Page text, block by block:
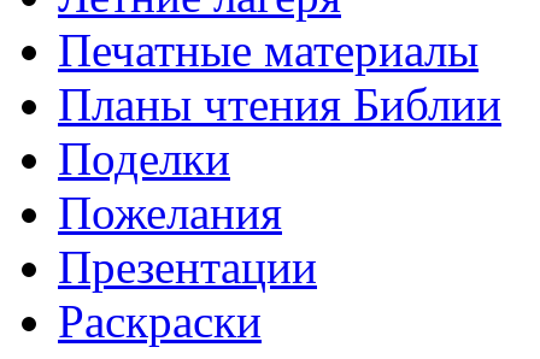
Печатные материалы
Планы чтения Библии
Поделки
Пожелания
Презентации
Раскраски